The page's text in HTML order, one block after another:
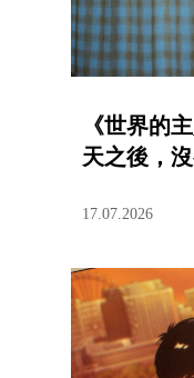
《世界的
天之後，
17.07.2026